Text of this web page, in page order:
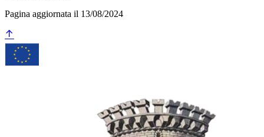
Pagina aggiornata il 13/08/2024